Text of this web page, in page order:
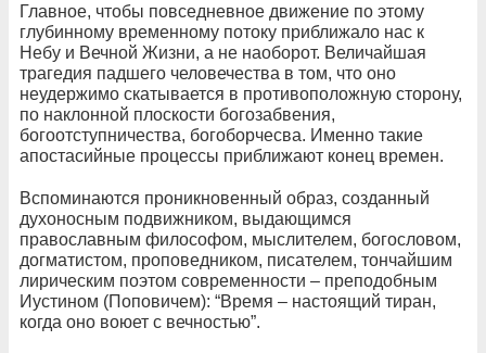
Главное, чтобы повседневное движение по этому
глубинному временному потоку приближало нас к
Небу и Вечной Жизни, а не наоборот. Величайшая
трагедия падшего человечества в том, что оно
неудержимо скатывается в противоположную сторону,
по наклонной плоскости богозабвения,
богоотступничества, богоборчесва. Именно такие
апостасийные процессы приближают конец времен.
Вспоминаются проникновенный образ, созданный
духоносным подвижником, выдающимся
православным философом, мыслителем, богословом,
догматистом, проповедником, писателем, тончайшим
лирическим поэтом современности – преподобным
Иустином (Поповичем): “Время – настоящий тиран,
когда оно воюет с вечностью”.